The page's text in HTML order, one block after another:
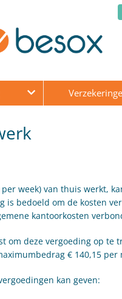
week) van thuis werkt,
is bedoeld om de kosten
kantoorkosten
om deze vergoeding op te
€ 140,15 per
kan geven: